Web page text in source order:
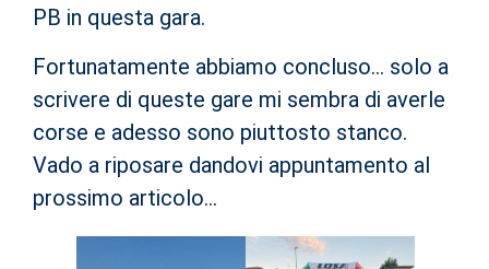
PB in questa gara.
Fortunatamente abbiamo concluso… solo a
scrivere di queste gare mi sembra di averle
corse e adesso sono piuttosto stanco.
Vado a riposare dandovi appuntamento al
prossimo articolo…